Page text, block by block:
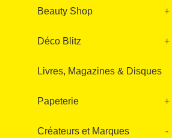
Beauty Shop +
Déco Blitz +
Livres, Magazines & Disques
Papeterie +
Créateurs et Marques -